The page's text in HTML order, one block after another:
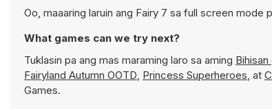
Oo, maaaring laruin ang Fairy 7 sa full screen mode
What games can we try next?
Tuklasin pa ang mas maraming laro sa aming
Fairyland Autumn OOTD, Princess Superheroes, at
Games.